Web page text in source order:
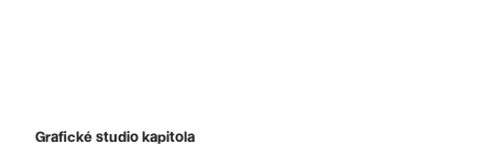
Grafické studio kapitola